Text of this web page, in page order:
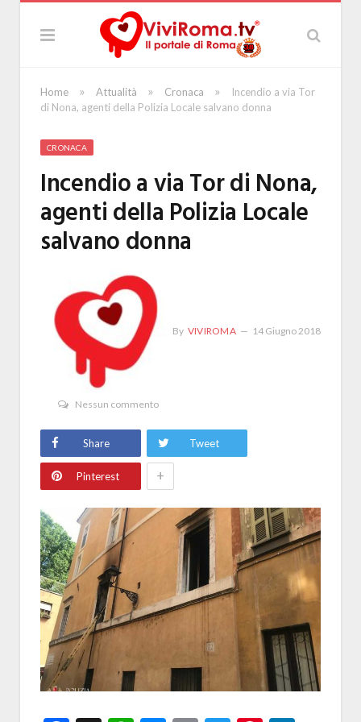
Home » Attualità » Cronaca »
Incendio a via Tor
di Nona, agenti della Polizia Locale salvano donna
CRONACA
Incendio a via Tor di Nona,
agenti della Polizia Locale
salvano donna
By VIVIROMA 14 Giugno 2018
Nessun commento
Share Tweet
Pinterest +